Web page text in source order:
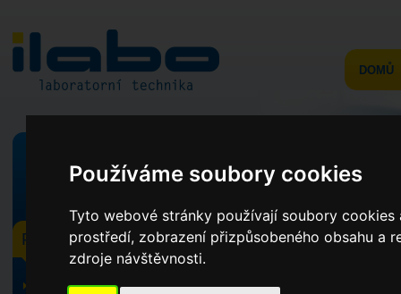
Používáme soubory cookies
Tyto webové stránky používají soubory
prostředí, zobrazení přizpůsobeného obsahu a
zdroje návštěvnosti.
DOMŮ
PRODUKTY
TOPNÝ PROGRAM, CHLAZENÍ